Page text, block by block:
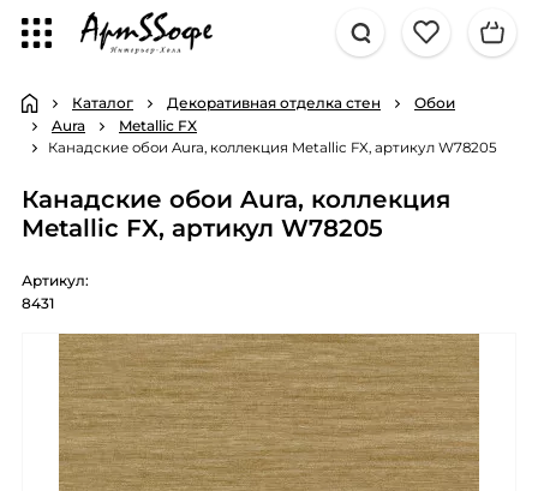
Каталог Декоративная отделка стен
Обои
Aura
Metallic FX
Канадские обои Aura, коллекция Metallic FX, артикул W78205
Канадские обои Aura, коллекция
Metallic FX, артикул W78205
Артикул:
8431